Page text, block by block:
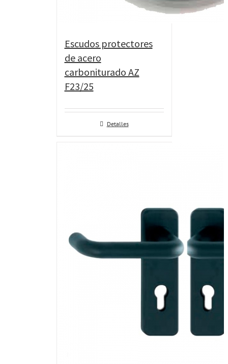
Escudos protectores
de acero
carboniturado AZ
F23/25
Detalles